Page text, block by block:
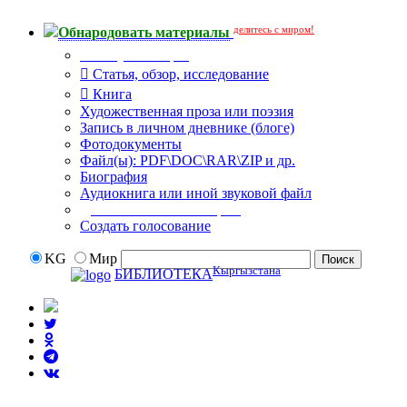
Обнародовать материалы делитесь с миром!
Статья, обзор, исследование
Книга
Художественная проза или поэзия
Запись в личном дневнике (блоге)
Фотодокументы
Файл(ы): PDF\DOC\RAR\ZIP и др.
Биография
Аудиокнига или иной звуковой файл
Создать голосование
KG
Мир
БИБЛИОТЕКАКыргызстана